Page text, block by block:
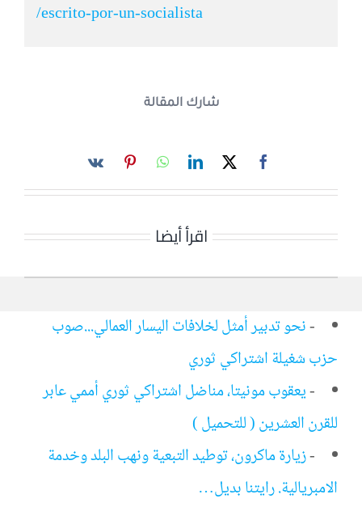
escrito-por-un-socialista/
شارك المقالة
اقرأ أيضا
-نحو تدبير أمثل لخلافات اليسار العمالي...صوب
حزب شغيلة اشتراكي ثوري
-يعقوب مونيتا، مناضل اشتراكي ثوري أممي عابر
للقرن العشرين ( للتحميل )
-زيارة ماكرون، توطيد التبعية ونهب البلد وخدمة
الامبريالية. رايتنا بديل…